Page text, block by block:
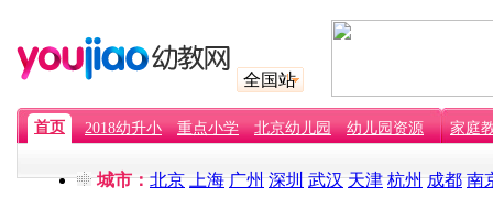
全国站
首页 2018幼升小 重点小学 北京幼儿园 幼儿园资源 家庭
城市：北京 上海 广州 深圳 武汉 天津 杭州 成都 南